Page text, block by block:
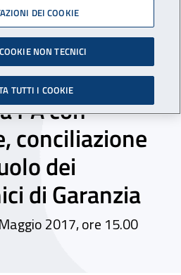
si
prendersi cura
la
PA con
conciliazione
dei
di Garanzia
2017, ore 15.00
DEI COOKIE
NON TECNICI
TUTTI I COOKIE